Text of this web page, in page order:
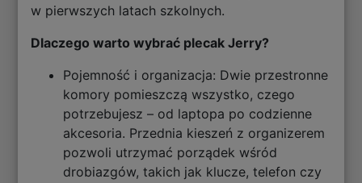
w pierwszych latach szkolnych.
Dlaczego warto wybrać plecak Jerry?
Pojemność i organizacja: Dwie przestronne
komory pomieszczą wszystko, czego
potrzebujesz – od laptopa po codzienne
akcesoria. Przednia kieszeń z organizerem
pozwoli utrzymać porządek wśród
drobiazgów, takich jak klucze, telefon czy